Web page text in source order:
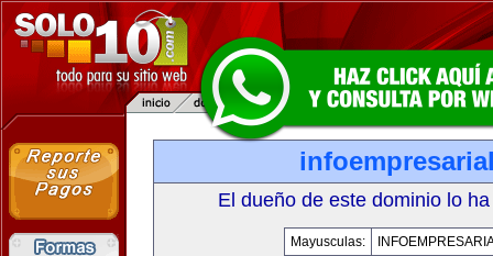
El dueño de este dominio lo
Mayusculas: